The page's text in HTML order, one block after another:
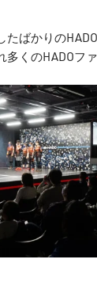
たばかりの
多くのHADOフ